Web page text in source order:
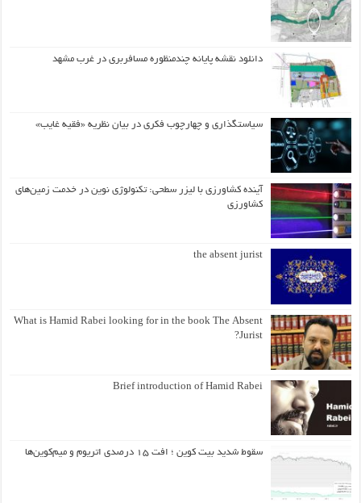
دانلود نقشه پایانه چندمنظوره مسافربری در غرب مشهد
سیاستگذاری و چهارچوب فکری در بیان نظریه «فقیه غایب»
آینده کشاورزی با لیزر سطحی: تکنولوژی نوین در خدمت زمین‌های
کشاورزی
the absent jurist
What is Hamid Rabei looking for in the book The Absent
Jurist?
Brief introduction of Hamid Rabei
سقوط شدید بیت کوین ؛ افت ۱۵ درصدی اتریوم و میم‌کوین‌ها